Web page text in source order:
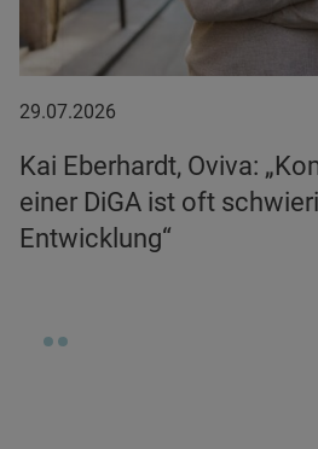
29.07.2026
29.07.2026
Kai Eberhardt, Oviva:
einer DiGA ist oft
Entwicklung“